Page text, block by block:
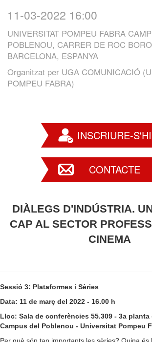
11-03-2022 16:00
UNIVERSITAT POMPEU FABRA
POBLENOU, CARRER DE ROC
BARCELONA, ESPANYA
Organitzat per UGA COMUNICACIÓ
POMPEU FABRA)
INSCRIURE-S'HI
CONTACTE
DIÀLEGS D'INDÚSTRIA.
CAP AL SECTOR
CINEMA
Sessió 3: Plataformes i Sèries
Data: 11 de març del 2022 - 16.00 h
Lloc: Sala de conferències 55.309 - 3a
Campus del Poblenou - Universitat Pompeu
Per què són tan importants les sèries? Quina és